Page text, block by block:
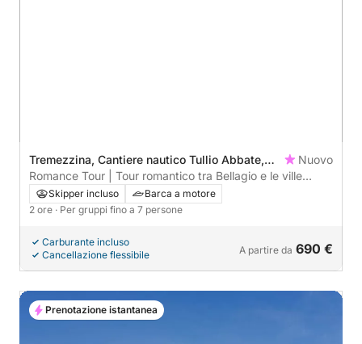
Tremezzina, Cantiere nautico Tullio Abbate,
Italy
Nuovo
Romance Tour | Tour romantico tra Bellagio e le ville
iconiche
Skipper incluso
Barca a motore
2 ore · Per gruppi fino a 7 persone
Carburante incluso
Cancellazione flessibile
A partire da 690 €
Prenotazione istantanea